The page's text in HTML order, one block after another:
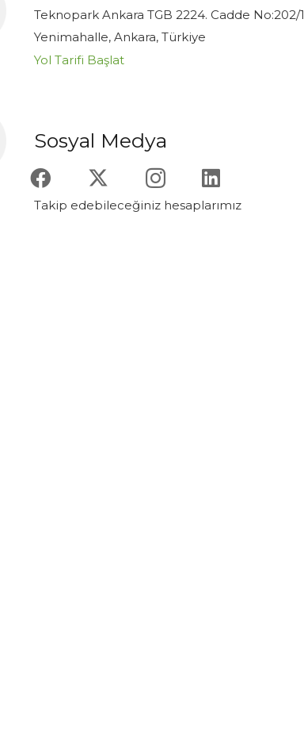
Teknopark Ankara TGB 2224. Cadde No:202/1
Yenimahalle, Ankara, Türkiye
Yol Tarifi Başlat
Sosyal Medya
Takip edebileceğiniz hesaplarımız